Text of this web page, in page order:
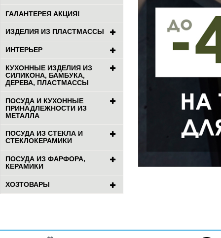
ГАЛАНТЕРЕЯ АКЦИЯ!
ИЗДЕЛИЯ ИЗ ПЛАСТМАССЫ
ИНТЕРЬЕР
КУХОННЫЕ ИЗДЕЛИЯ ИЗ
СИЛИКОНА, БАМБУКА,
ДЕРЕВА, ПЛАСТМАССЫ
ПОСУДА И КУХОННЫЕ
ПРИНАДЛЕЖНОСТИ ИЗ
МЕТАЛЛА
ПОСУДА ИЗ СТЕКЛА И
СТЕКЛОКЕРАМИКИ
ПОСУДА ИЗ ФАРФОРА,
КЕРАМИКИ
ХОЗТОВАРЫ